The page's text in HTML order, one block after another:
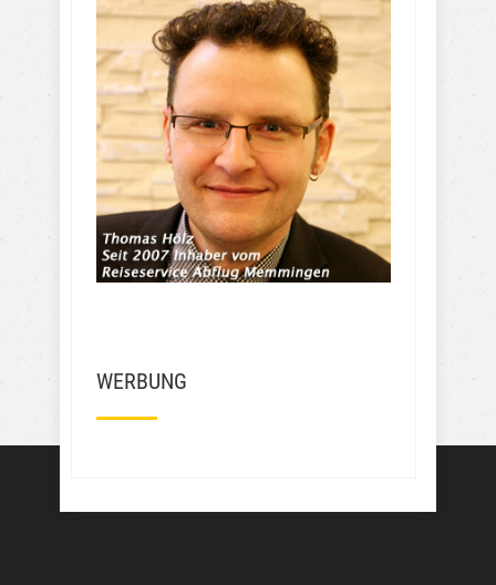
WERBUNG